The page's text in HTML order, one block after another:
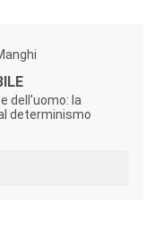
dell'uomo: la
determinismo